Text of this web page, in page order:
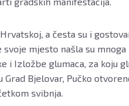
a česta su i
mjesto našla su
i Izložbe glumaca, za koju
Bjelovar, Pučko
svibnja.